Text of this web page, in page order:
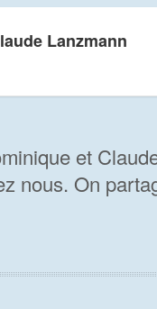
Lanzmann
et
nous. On